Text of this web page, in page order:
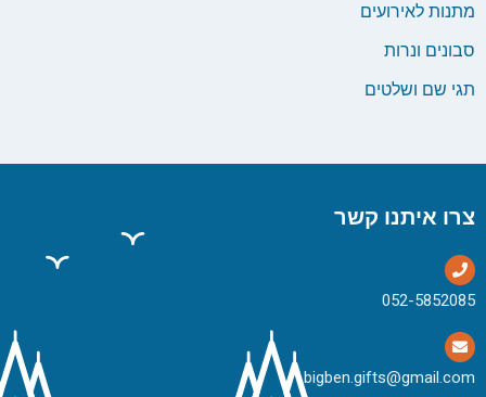
מתנות לאירועים
סבונים ונרות
תגי שם ושלטים
צרו איתנו קשר
bigben.gifts@gmail.com